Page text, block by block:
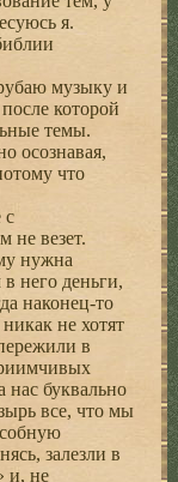
я.
музыку и
которой
темы.
осознавая,
что
с
не везет.
нужна
него деньги,
наконец-то
не хотят
в
нас буквально
все, что мы
залезли в
и, не